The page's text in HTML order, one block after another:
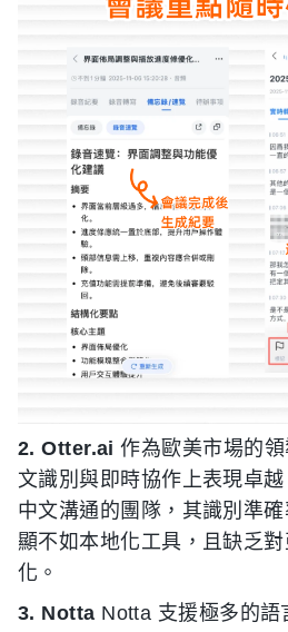
2. Otter.ai 作為歐美市場的
文識別與即時協作上表現卓
中文溝通的團隊，其識別準
顯不如本地化工具，且缺乏
化。
3. Notta Notta 支援極多的語